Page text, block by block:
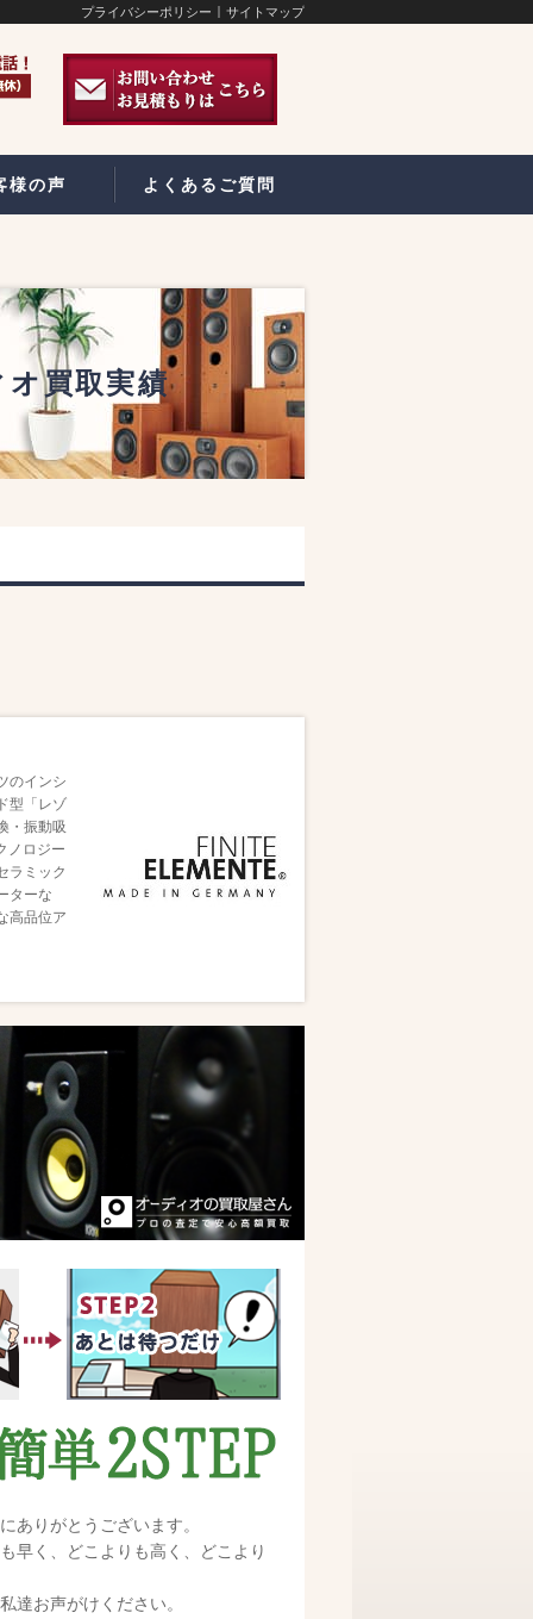
プライバシーポリシー サイトマップ
様の声 よくあるご質問
買取実績
のインシ
型「レゾ
・振動吸
ノロジー
ラミック
ターな
高品位ア
ありがとうございます。
早く、どこよりも高く、どこより
達お声がけください。